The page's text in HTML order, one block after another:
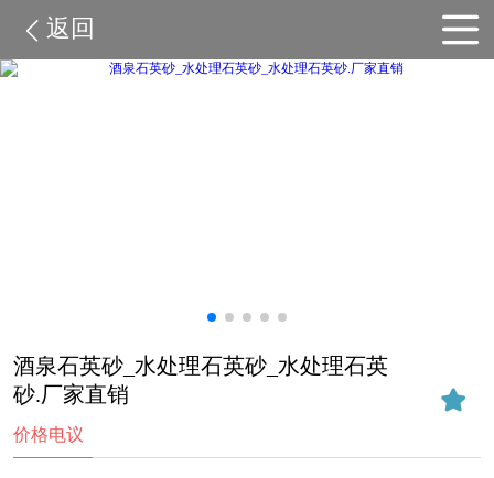
返回
酒泉石英砂_水处理石英砂_水处理石英
砂.厂家直销
价格电议